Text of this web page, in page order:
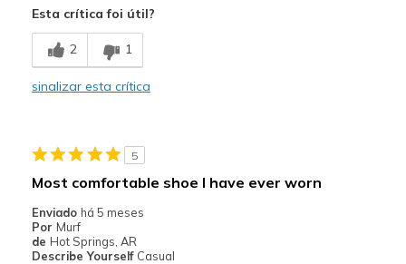
Breathe Well
Comfortable
Travel
Esta crítica foi útil?
2 1
sinalizar esta crítica
5
Most comfortable shoe I have ever worn
Enviado há 5 meses
Por Murf
de Hot Springs, AR
Describe Yourself Casual